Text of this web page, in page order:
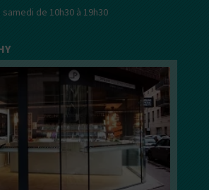
de 10h30 à 19h30